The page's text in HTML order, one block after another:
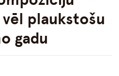
plaukstošu
gadu